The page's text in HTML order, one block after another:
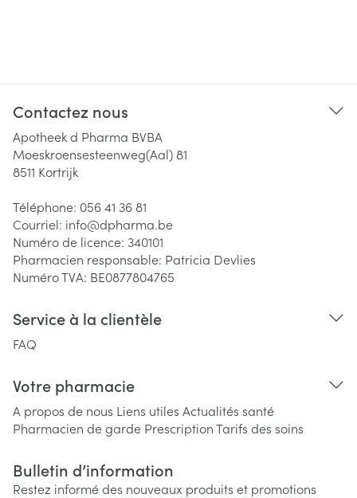
Contactez nous
Apotheek d Pharma BVBA
Moeskroensesteenweg(Aal) 81
8511 Kortrijk
Téléphone: 056 41 36 81
Courriel: info@dpharma.be
Numéro de licence: 340101
Pharmacien responsable: Patricia Devlies
Numéro TVA: BE0877804765
Service à la clientèle
FAQ
Votre pharmacie
A propos de nous Liens utiles Actualités santé
Pharmacien de garde PrescriptionTarifs des soins
Bulletin d’information
Restez informé des nouveaux produits et promotions